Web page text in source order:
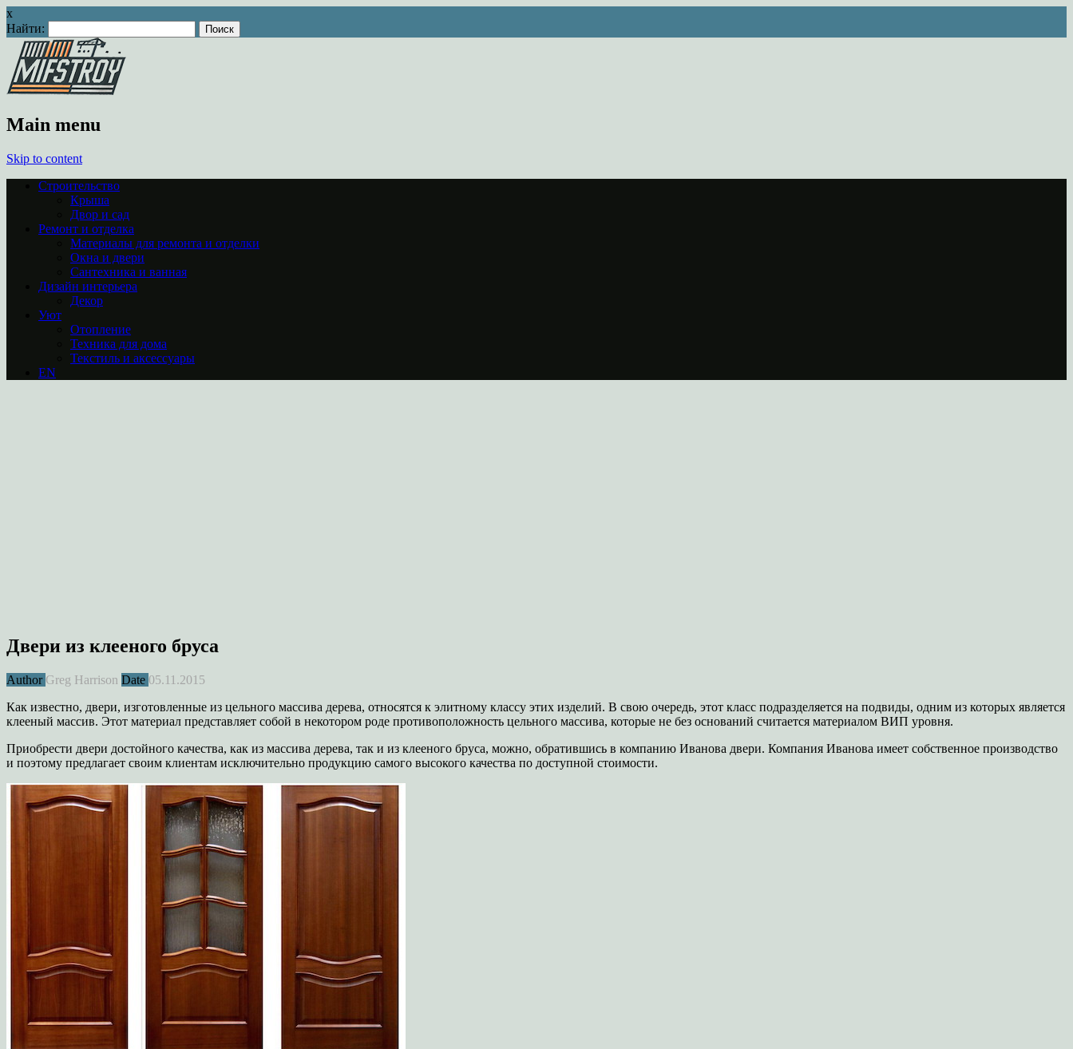
x
Найти:
Main menu
Skip to content
Строительство
Крыша
Двор и сад
Ремонт и отделка
Материалы для ремонта и отделки
Окна и двери
Сантехника и ванная
Дизайн интерьера
Декор
Уют
Отопление
Техника для дома
Текстиль и аксессуары
EN
Двери из клееного бруса
Author Greg Harrison Date 05.11.2015
Как известно, двери, изготовленные из цельного массива дерева, относятся к элитному классу этих изделий. В свою очередь, этот класс подразделяется на подвиды, одним из которых является
клееный массив. Этот материал представляет собой в некотором роде противоположность цельного массива, которые не без оснований считается материалом ВИП уровня.
Приобрести двери достойного качества, как из массива дерева, так и из клееного бруса, можно, обратившись в компанию Иванова двери. Компания Иванова имеет собственное производство
и поэтому предлагает своим клиентам исключительно продукцию самого высокого качества по доступной стоимости.